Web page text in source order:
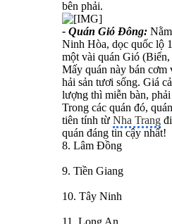
bên phải.
- Quán Gió Đông:
Ninh Hòa, dọc quốc lộ
một vài quán Gió
Mấy quán này bán cơm
hải sản tươi sống. Giá
lượng thì miễn bàn,
Trong các quán đó,
tiên tính từ Nha Trang
quán đáng tin cậy nhất!
8. Lâm Đồng
9. Tiền Giang
10. Tây Ninh